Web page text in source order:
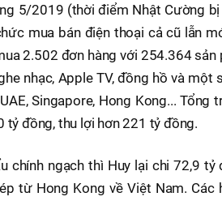
5/2019 (thời điểm Nhật Cường
mua bán điện thoại cả cũ lẫn
2.502 đơn hàng với 254.364
nhạc, Apple TV, đồng hồ và một
Singapore, Hong Kong...
tỷ đồng, thu lợi hơn 221 tỷ đồng.
chính ngạch thì Huy lại chi 72,9
từ Hong Kong về Việt Nam.